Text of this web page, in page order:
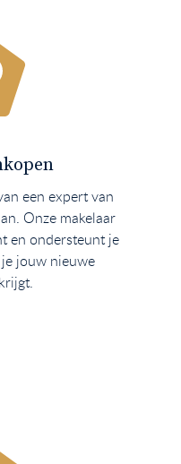
een expert van
Onze makelaar
en ondersteunt je
jouw nieuwe